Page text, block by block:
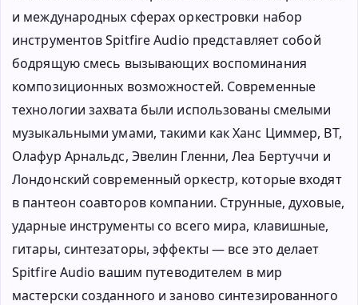
и международных сферах оркестровки набор
инструментов Spitfire Audio представляет собой
бодрящую смесь вызывающих воспоминания
композиционных возможностей. Современные
технологии захвата были использованы смелыми
музыкальными умами, такими как Ханс Циммер, BT,
Олафур Арнальдс, Эвелин Гленни, Леа Бертуччи и
Лондонский современный оркестр, которые входят
в пантеон соавторов компании. Струнные, духовые,
ударные инструменты со всего мира, клавишные,
гитары, синтезаторы, эффекты — все это делает
Spitfire Audio вашим путеводителем в мир
мастерски созданного и заново синтезированного